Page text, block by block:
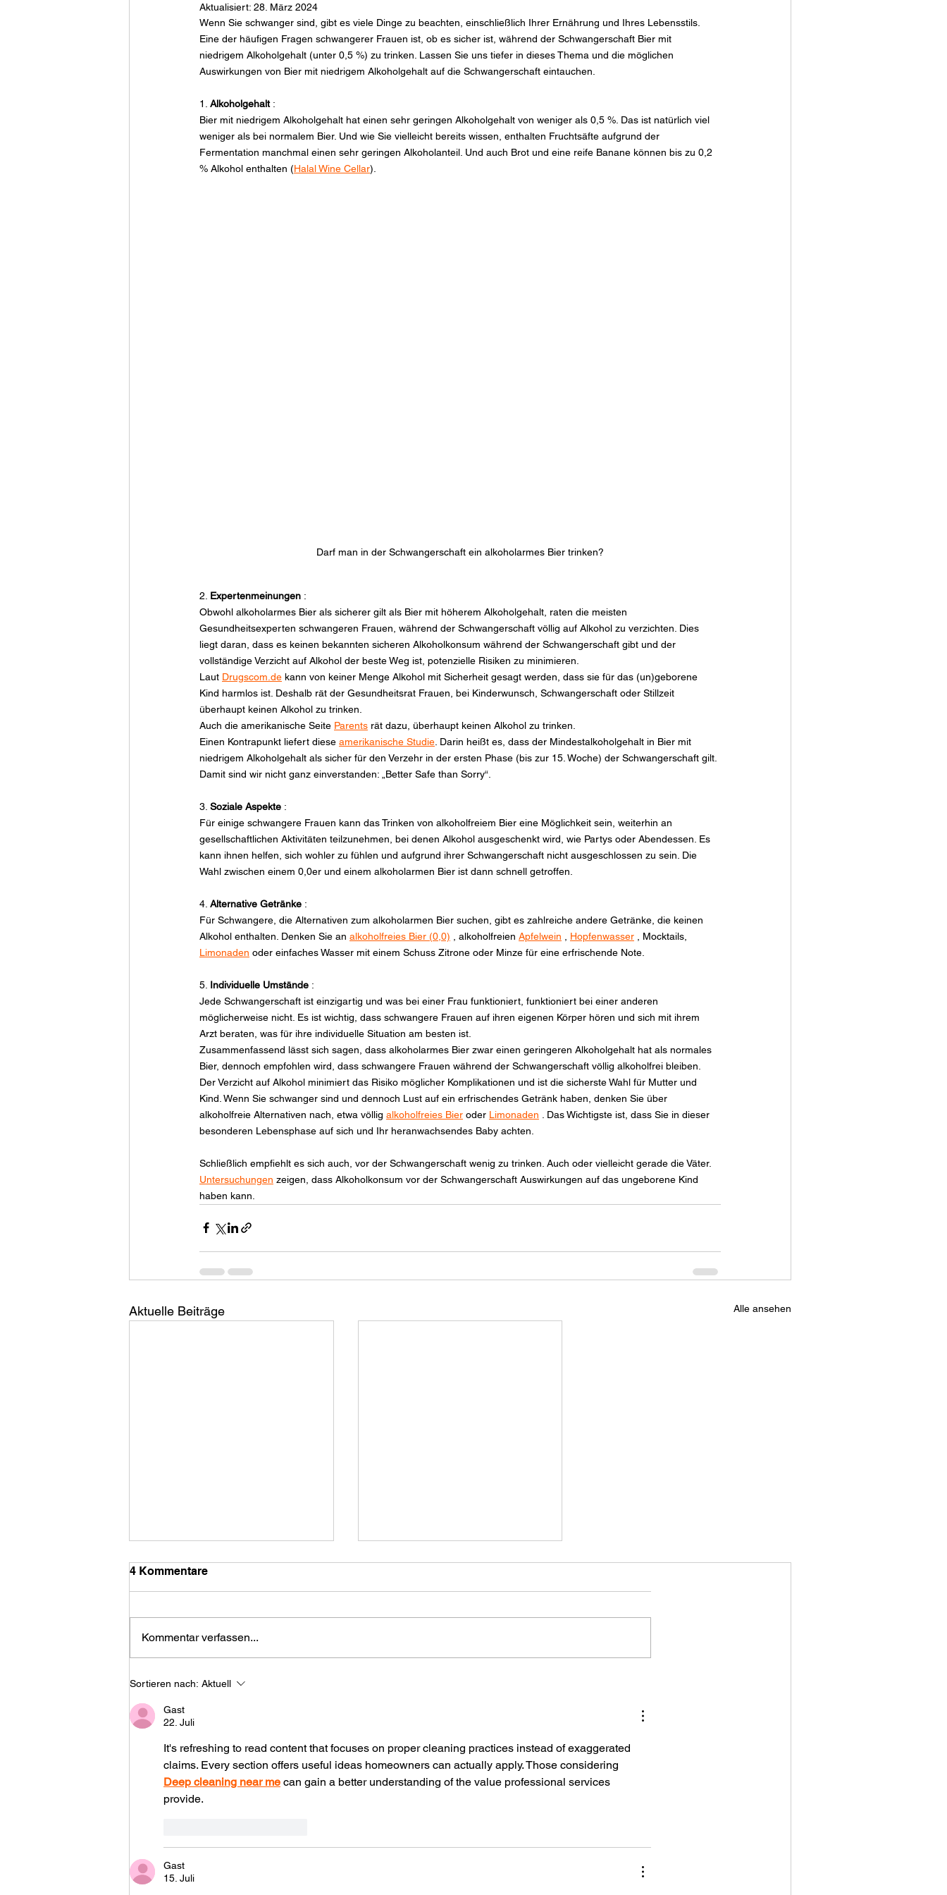
Aktualisiert: 28. März 2024
Wenn Sie schwanger sind, gibt es viele Dinge zu beachten, einschließlich Ihrer Ernährung und Ihres Lebensstils.
Eine der häufigen Fragen schwangerer Frauen ist, ob es sicher ist, während der Schwangerschaft Bier mit
niedrigem Alkoholgehalt (unter 0,5 %) zu trinken. Lassen Sie uns tiefer in dieses Thema und die möglichen
Auswirkungen von Bier mit niedrigem Alkoholgehalt auf die Schwangerschaft eintauchen.
1. Alkoholgehalt :
Bier mit niedrigem Alkoholgehalt hat einen sehr geringen Alkoholgehalt von weniger als 0,5 %. Das ist natürlich viel
weniger als bei normalem Bier. Und wie Sie vielleicht bereits wissen, enthalten Fruchtsäfte aufgrund der
Fermentation manchmal einen sehr geringen Alkoholanteil. Und auch Brot und eine reife Banane können bis zu 0,2
% Alkohol enthalten (Halal Wine Cellar).
Darf man in der Schwangerschaft ein alkoholarmes Bier trinken?
2. Expertenmeinungen :
Obwohl alkoholarmes Bier als sicherer gilt als Bier mit höherem Alkoholgehalt, raten die meisten
Gesundheitsexperten schwangeren Frauen, während der Schwangerschaft völlig auf Alkohol zu verzichten. Dies
liegt daran, dass es keinen bekannten sicheren Alkoholkonsum während der Schwangerschaft gibt und der
vollständige Verzicht auf Alkohol der beste Weg ist, potenzielle Risiken zu minimieren.
Laut Drugscom.de kann von keiner Menge Alkohol mit Sicherheit gesagt werden, dass sie für das (un)geborene
Kind harmlos ist. Deshalb rät der Gesundheitsrat Frauen, bei Kinderwunsch, Schwangerschaft oder Stillzeit
überhaupt keinen Alkohol zu trinken.
Auch die amerikanische Seite Parents rät dazu, überhaupt keinen Alkohol zu trinken.
Einen Kontrapunkt liefert diese amerikanische Studie . Darin heißt es, dass der Mindestalkoholgehalt in Bier mit
niedrigem Alkoholgehalt als sicher für den Verzehr in der ersten Phase (bis zur 15. Woche) der Schwangerschaft gilt.
Damit sind wir nicht ganz einverstanden: „Better Safe than Sorry“.
3. Soziale Aspekte :
Für einige schwangere Frauen kann das Trinken von alkoholfreiem Bier eine Möglichkeit sein, weiterhin an
gesellschaftlichen Aktivitäten teilzunehmen, bei denen Alkohol ausgeschenkt wird, wie Partys oder Abendessen. Es
kann ihnen helfen, sich wohler zu fühlen und aufgrund ihrer Schwangerschaft nicht ausgeschlossen zu sein. Die
Wahl zwischen einem 0,0er und einem alkoholarmen Bier ist dann schnell getroffen.
4. Alternative Getränke :
Für Schwangere, die Alternativen zum alkoholarmen Bier suchen, gibt es zahlreiche andere Getränke, die keinen
Alkohol enthalten. Denken Sie an alkoholfreies Bier (0,0) , alkoholfreien Apfelwein Hopfenwasser , Mocktails,
Limonaden oder einfaches Wasser mit einem Schuss Zitrone oder Minze für eine erfrischende Note.
5. Individuelle Umstände :
Jede Schwangerschaft ist einzigartig und was bei einer Frau funktioniert, funktioniert bei einer anderen
möglicherweise nicht. Es ist wichtig, dass schwangere Frauen auf ihren eigenen Körper hören und sich mit ihrem
Arzt beraten, was für ihre individuelle Situation am besten ist.
Zusammenfassend lässt sich sagen, dass alkoholarmes Bier zwar einen geringeren Alkoholgehalt hat als normales
Bier, dennoch empfohlen wird, dass schwangere Frauen während der Schwangerschaft völlig alkoholfrei bleiben.
Der Verzicht auf Alkohol minimiert das Risiko möglicher Komplikationen und ist die sicherste Wahl für Mutter und
Kind. Wenn Sie schwanger sind und dennoch Lust auf ein erfrischendes Getränk haben, denken Sie über
alkoholfreie Alternativen nach, etwa völlig alkoholfreies Bier oder Limonaden . Das Wichtigste ist, dass Sie in dieser
besonderen Lebensphase auf sich und Ihr heranwachsendes Baby achten.
Schließlich empfiehlt es sich auch, vor der Schwangerschaft wenig zu trinken. Auch oder vielleicht gerade die Väter.
Untersuchungen zeigen, dass Alkoholkonsum vor der Schwangerschaft Auswirkungen auf das ungeborene Kind
haben kann.
Aktuelle Beiträge Alle ansehen
Alkohol ist das neue
Rauchen
Ihre Meinung dazu äußern.
Weiter werden wir versuchen,
Aussage zutreffen könnte, aber
auch, warum dieser Vergleich ni
4 Kommentare
Kommentar verfassen...
Sortieren nach: Aktuell
Gast
22. Juli
It's refreshing to read content that focuses on proper cleaning practices instead of exaggerated
claims. Every section offers useful ideas homeowners can actually apply. Those considering
Deep cleaning near me can gain a better understanding of the value professional services
provide.
Gast
15. Juli